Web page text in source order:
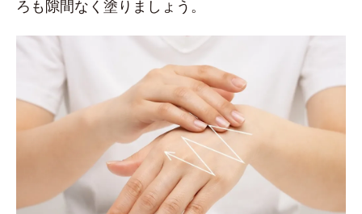
ろも隙間なく塗りましょう。